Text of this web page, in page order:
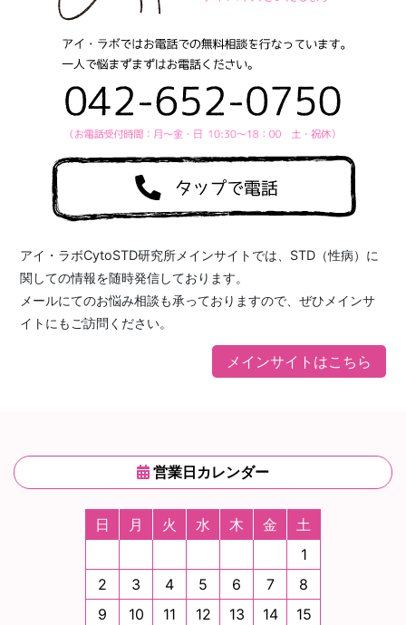
アイ・ラボCytoSTD研究所メインサイトでは、STD（性病）に
関しての情報を随時発信しております。
メールにてのお悩み相談も承っておりますので、ぜひメインサ
イトにもご訪問ください。
メインサイトはこちら
営業日カレンダー
日 月 火 水 木 金
土
1
2
3 4 5 6 7
8
9
10 11 12 13 14
15